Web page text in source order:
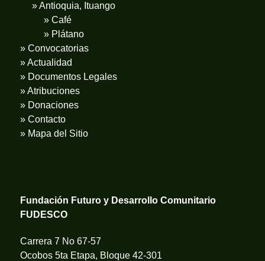
» Antioquia, Ituango
» Café
» Plátano
» Convocatorias
» Actualidad
» Documentos Legales
» Atribuciones
» Donaciones
» Contacto
» Mapa del Sitio
Fundación Futuro y Desarrollo Comunitario
FUDESCO
Carrera 7 No 67-57
Ocobos 5ta Etapa, Bloque 42-301